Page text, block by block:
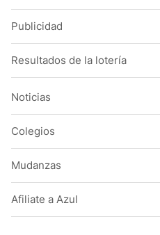
Publicidad
Resultados de la lotería
Noticias
Colegios
Mudanzas
Afiliate a Azul